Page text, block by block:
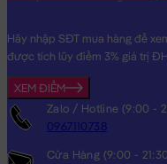
Hãy nhập SĐT mua hàng để
được tích lũy điểm 3% giá trị
XEM ĐIỂM
Zalo / Hotline (9:00 -
0967110738
Cửa Hàng (9:00 -